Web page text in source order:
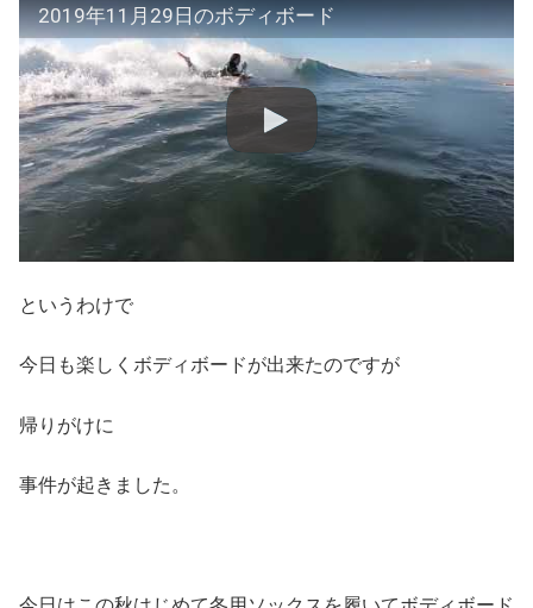
2019年11月29日のボディボード
というわけで
今日も楽しくボディボードが出来たのですが
帰りがけに
事件が起きました。